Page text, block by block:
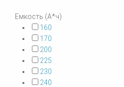
Емкость (А*ч)
160
170
200
225
230
240